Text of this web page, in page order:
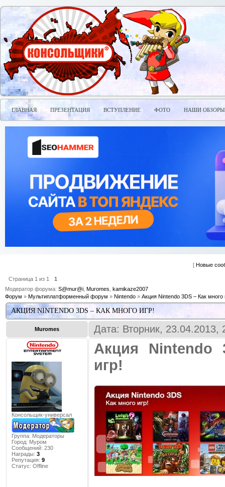
ГЛАВНАЯ ПРЕЗЕНТАЦИЯ ВСТУПЛЕНИЕ ФОТО НАШИ ОБЗОРЫ
[ Новые
Страница 1 из 1
1
Модератор форума: S@mur@i Muromes kamikaze2007
Форум » Мультиплатформенный форум » Nintendo » Акция Nintendo 3DS – Как много
АКЦИЯ NINTENDO 3DS – КАК МНОГО ИГР!
Muromes Дата: Вторник,
Консольщик-универсал
Группа: Модераторы
Город: Муром
Сообщений: 230
Награды: 3
Репутация: 9
Статус: Offline
Акция Nintendo
игр!